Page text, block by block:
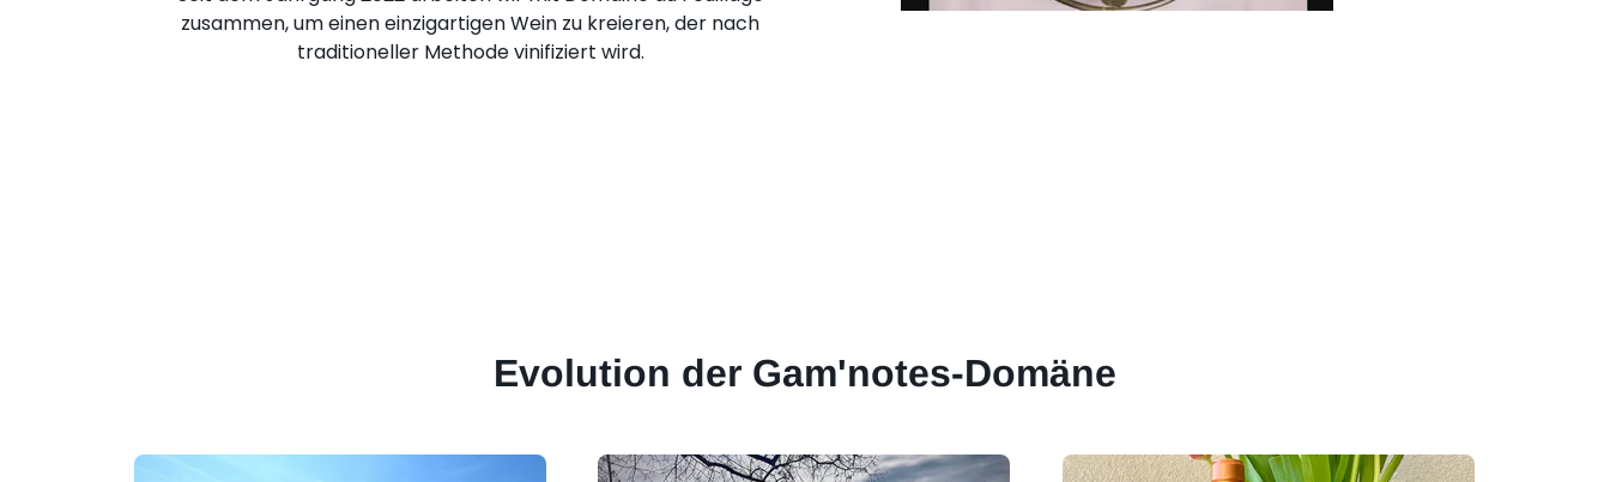
zusammen, um einen einzigartigen Wein zu kreieren, der nach
traditioneller Methode vinifiziert wird.
Evolution der Gam'notes-Domäne